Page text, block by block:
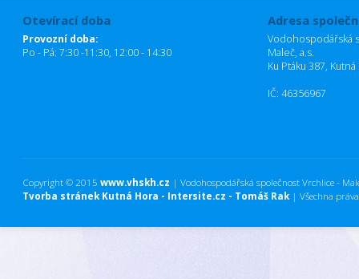
Otevírací doba
Provozní doba:
Po - Pá: 7:30 -11:30, 12:00 - 14:30
Adresa
Vodohospodářská
Maleč, a.s.
Ku Ptáku 387,
IČ: 46356967
Copyright © 2015 www.vhskh.cz | Vodohospodářská společnost Vrchlice -
Tvorba stránek Kutná Hora - Intersite.cz - Tomáš Rak | Všechna